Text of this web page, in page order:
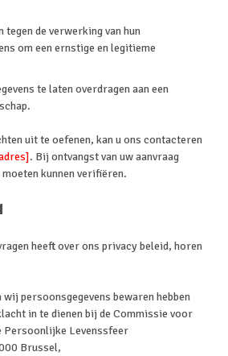
tegen de verwerking van hun
om een ernstige en legitieme
te laten overdragen aan een
uit te oefenen, kan u ons contacteren
. Bij ontvangst van uw aanvraag
kunnen verifiëren.
heeft over ons privacy beleid, horen
persoonsgegevens bewaren hebben
in te dienen bij de Commissie voor
Persoonlijke Levenssfeer
Brussel,